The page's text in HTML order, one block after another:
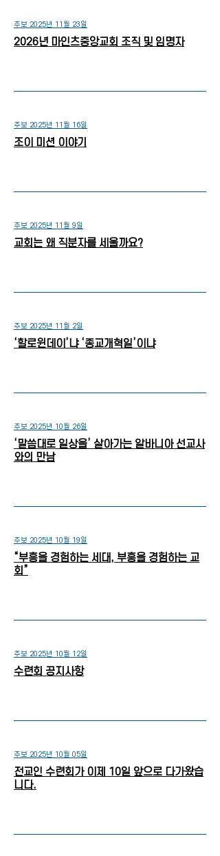
주보 2025년 11월 23일
2026년 마인츠중앙교회 조직 및 임명자
주보 2025년 11월 16일
조이 미션 이야기
주보 2025년 11월 9일
교회는 왜 직분자를 세울까요?
주보 2025년 11월 2일
‘할로윈데이’냐 ‘종교개혁일’이냐
주보 2025년 10월 26일
‘말씀대로 일상을’ 살아가는 알바니아 선교사
와의 만남
주보 2025년 10월 19일
“부흥을 경험하는 세대, 부흥을 경험하는 교
회”
주보 2025년 10월 12일
수련회 공지사항
주보 2025년 10월 05일
전교인 수련회가 이제 10일 앞으로 다가왔습
니다.